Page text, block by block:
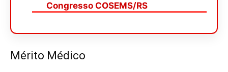
Congresso COSEMS/RS
Mérito Médico